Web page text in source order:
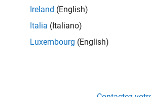
automated test suites, Hands-on
Ireland (English)
Italia (Italiano)
Luxembourg (English)